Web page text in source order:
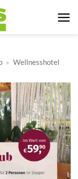
» Wellnesshotel